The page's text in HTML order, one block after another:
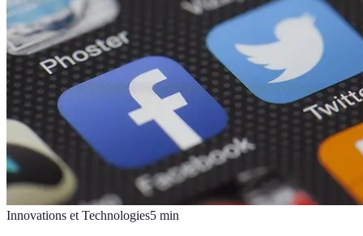
Innovations et Technologies5 min